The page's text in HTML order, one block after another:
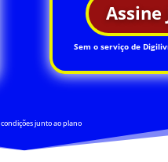
Assine
Sem o serviço de
junto ao plano